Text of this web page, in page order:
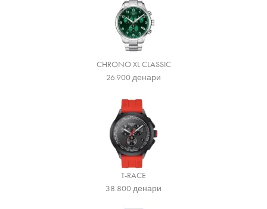
CHRONO XL CLASSIC
26.900денари
T-RACE
38.800денари